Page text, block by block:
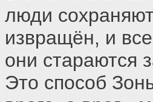
люди
извращён, и
они стараются
Это способ